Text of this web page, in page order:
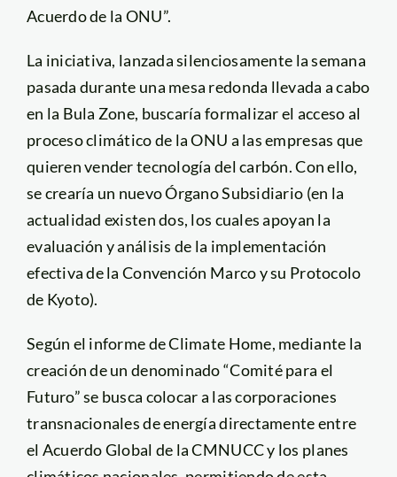
Acuerdo de la ONU”.
La iniciativa, lanzada silenciosamente la semana
pasada durante una mesa redonda llevada a cabo
en la Bula Zone, buscaría formalizar el acceso al
proceso climático de la ONU a las empresas que
quieren vender tecnología del carbón. Con ello,
se crearía un nuevo Órgano Subsidiario (en la
actualidad existen dos, los cuales apoyan la
evaluación y análisis de la implementación
efectiva de la Convención Marco y su Protocolo
de Kyoto).
Según el informe de Climate Home, mediante la
creación de un denominado “Comité para el
Futuro” se busca colocar a las corporaciones
transnacionales de energía directamente entre
el Acuerdo Global de la CMNUCC y los planes